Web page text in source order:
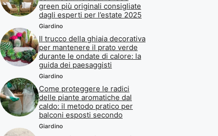
green più originali consigliate
dagli esperti per l’estate 2025
Giardino
Il trucco della ghiaia decorativa
per mantenere il prato verde
durante le ondate di calore: la
guida dei paesaggisti
Giardino
Come proteggere le radici
delle piante aromatiche dal
caldo: il metodo pratico per
balconi esposti secondo
Giardino